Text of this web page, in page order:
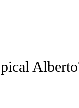
ON "CNN-SPANISH".